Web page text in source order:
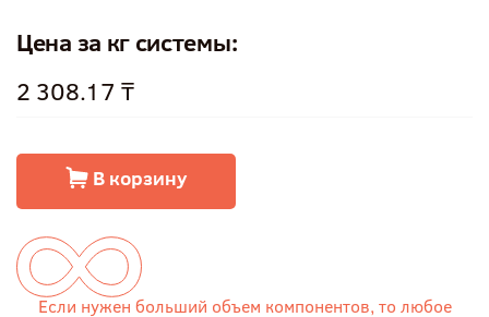
Цена за кг системы:
2 308.17 ₸
В корзину
Если нужен больший объем компонентов, то любое